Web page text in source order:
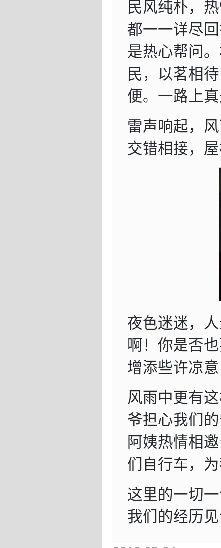
民风纯朴，
都一一详尽
是热心帮问
民，以茗相
便。一路上
雷声响起，
交错相接，
夜色迷迷，
啊！你是否
增添些许凉
风雨中更有
爷担心我们
阿姨热情相
们自行车，
这里的一切
我们的经历